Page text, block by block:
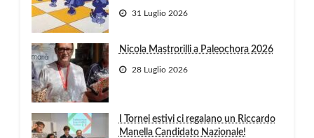
31 Luglio 2026
Nicola Mastrorilli a Paleochora 2026
28 Luglio 2026
I Tornei estivi ci regalano un Riccardo
Manella Candidato Nazionale!